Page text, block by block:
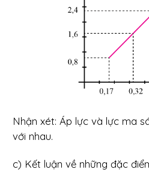
Nhận xét: Áp lực và lực ma
với nhau.
c) Kết luận về những đặc